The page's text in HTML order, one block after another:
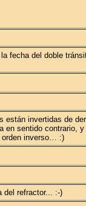
fecha del doble
están invertidas de
en sentido contrario,
orden inverso… :)
del refractor... :-)